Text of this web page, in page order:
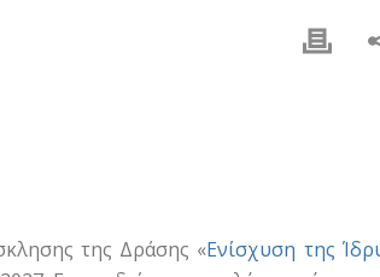
της Δράσης «Ενίσχυση της